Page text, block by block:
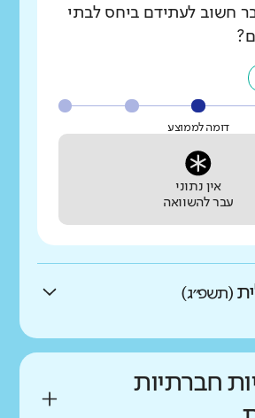
חשוב לעתידם ביחס לבתי
דומה לממוצע
אין נתוני
עבר להשוואה
(תשפ״ג)
התלמידים מדווחים
גבוהה
חברתיות